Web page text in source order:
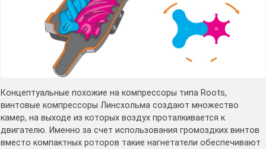
Концептуальные похожие на компрессоры типа Roots,
винтовые компрессоры Линсхольма создают множество
камер, на выходе из которых воздух проталкивается к
двигателю. Именно за счет использования громоздких винтов
вместо компактных роторов такие нагнетатели обеспечивают